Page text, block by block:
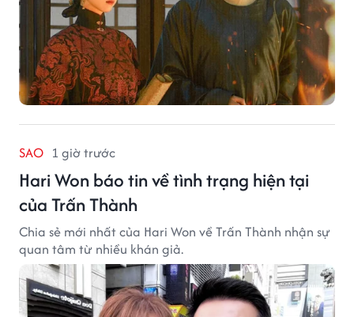
SAO 1 giờ trước
Hari Won báo tin về tình trạng hiện tại
của Trấn Thành
Chia sẻ mới nhất của Hari Won về Trấn Thành nhận sự
quan tâm từ nhiều khán giả.